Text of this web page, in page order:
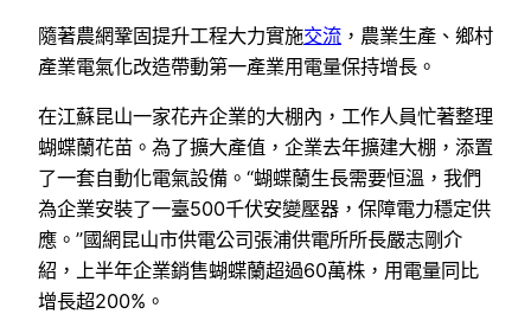
隨著農網鞏固提升工程大力實施交流 ，農業生產、鄉村
產業電氣化改造帶動第一產業用電量保持增長。
在江蘇昆山一家花卉企業的大棚內，工作人員忙著整理
蝴蝶蘭花苗。為了擴大產值，企業去年擴建大棚，添置
了一套自動化電氣設備。“蝴蝶蘭生長需要恒溫，我們
為企業安裝了一臺500千伏安變壓器，保障電力穩定供
應。”國網昆山市供電公司張浦供電所所長嚴志剛介
紹，上半年企業銷售蝴蝶蘭超過60萬株，用電量同比
增長超200%。